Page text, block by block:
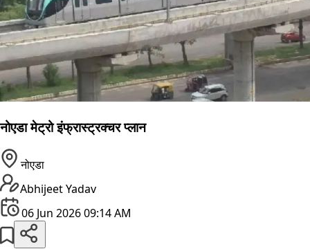
नोएडा मेट्रो इंफ्रास्ट्रक्चर प्लान
नोएडा
Abhijeet Yadav
06 Jun 2026 09:14 AM